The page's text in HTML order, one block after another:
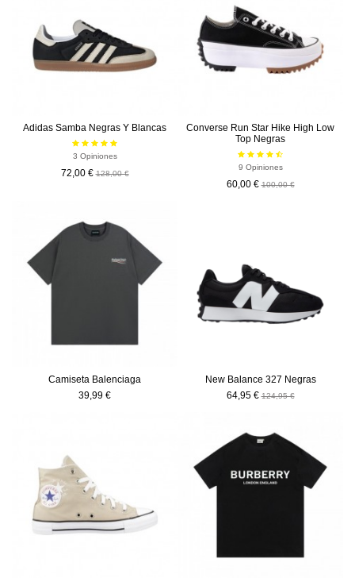
Adidas Samba Negras Y Blancas
3 Opiniones
72,00 € 128,00 €
Converse Run Star Hike High Low
Top Negras
9 Opiniones
60,00 € 100,00 €
Camiseta Balenciaga
39,99 €
New Balance 327 Negras
64,95 € 124,95 €